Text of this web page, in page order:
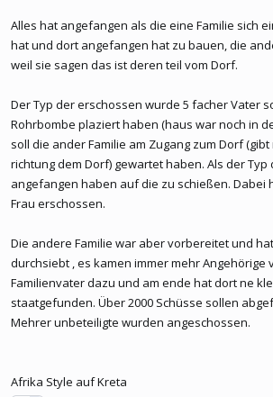
ein hochrangiger Polizeibeamter.
Der Angriff könnte nach Medienspekulationen
Polizei war in dem Dorf an einer Baustelle ein
detoniert und hatte erheblichen Sachschaden
Hintergrund dieser Attacke war zunächst
ERTnews zufolge soll es zwei verfeindete
die in die Fälle verwickelt sind.
Unbekannte hätten das Feuer in Vorizia am
Samstagmorgen eröffnet. Der Angriff
eine Vergeltung für einen
www.derstandard.at
Alles hat angefangen als die eine Familie sich
hat und dort angefangen hat zu bauen, die
weil sie sagen das ist deren teil vom Dorf.
Der Typ der erschossen wurde 5 facher Vater
Rohrbombe plaziert haben (haus war noch in
soll die ander Familie am Zugang zum Dorf
richtung dem Dorf) gewartet haben. Als der
angefangen haben auf die zu schießen. Dabei
Frau erschossen.
Die andere Familie war aber vorbereitet und
durchsiebt , es kamen immer mehr Angehörige
Familienvater dazu und am ende hat dort ne
staatgefunden. Über 2000 Schüsse sollen
Mehrer unbeteiligte wurden angeschossen.
Afrika Style auf Kreta